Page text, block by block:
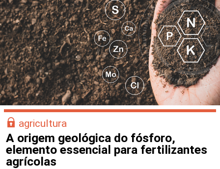
agricultura
A origem geológica do fósforo,
elemento essencial para fertilizantes
agrícolas